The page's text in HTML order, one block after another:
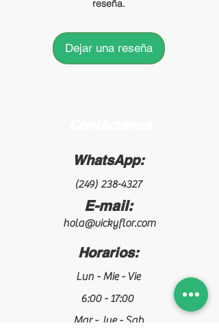
reseña.
Dejar una reseña
WhatsApp:
(249) 238-4327
E-mail:
hola@vickyflor.com
Horarios:
Lun - Mie - Vie
6:00 - 17:00
Mar - Jue - Sab